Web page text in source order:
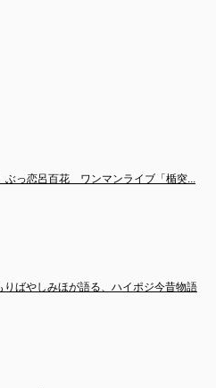
ぶっ恋呂百花　ワンマンライブ「楯突...
りばやしみほが語る、ハイポジ今昔物語